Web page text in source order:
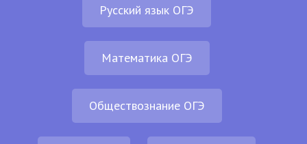
Русский язык ОГЭ
Математика ОГЭ
Обществознание ОГЭ